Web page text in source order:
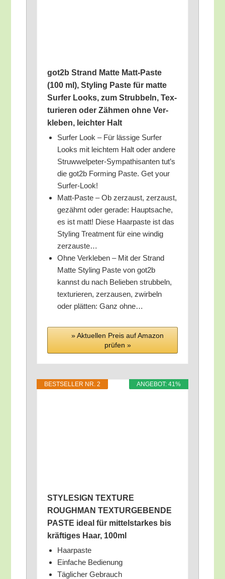
got2b Strand Mat­te Matt-Pas­te
(100 ml), Sty­ling Pas­te für mat­te
Sur­fer Looks, zum Strub­beln, Tex­
tu­rie­ren oder Zäh­men ohne Ver­
kle­ben, leich­ter Halt
Sur­fer Look – Für läs­si­ge Sur­fer
Looks mit leich­tem Halt oder ande­re
Struw­wel­pe­ter-Sym­pa­thi­san­ten tut’s
die got2b Forming Pas­te. Get your
Surfer-Look!
Matt-Pas­te – Ob zer­zaust, zer­zaust,
gezähmt oder gera­de: Haupt­sa­che,
es ist matt! Die­se Haar­pas­te ist das
Sty­ling Tre­at­ment für eine win­dig
zerzauste…
Ohne Ver­kle­ben – Mit der Strand
Mat­te Sty­ling Pas­te von got2b
kannst du nach Belie­ben strub­beln,
tex­tu­rie­ren, zer­zau­sen, zwir­beln
oder plät­ten: Ganz ohne…
» Aktu­el­len Preis auf Ama­zon
prü­fen »
ANGE­BOT: 41%
BEST­SEL­LER NR. 2
STYLESIGN TEXTURE
ROUGHMAN TEXTURGEBENDE
PASTE ide­al für mit­tel­star­kes bis
kräf­ti­ges Haar, 100ml
Haar­pas­te
Ein­fa­che Bedienung
Täg­li­cher Gebrauch